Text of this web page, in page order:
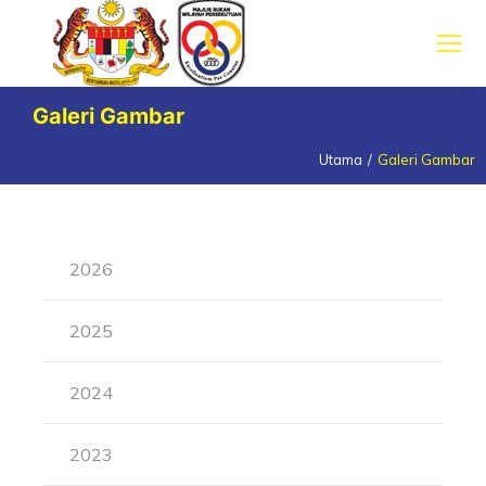
Galeri Gambar
Utama Galeri Gambar
2026
2025
2024
2023